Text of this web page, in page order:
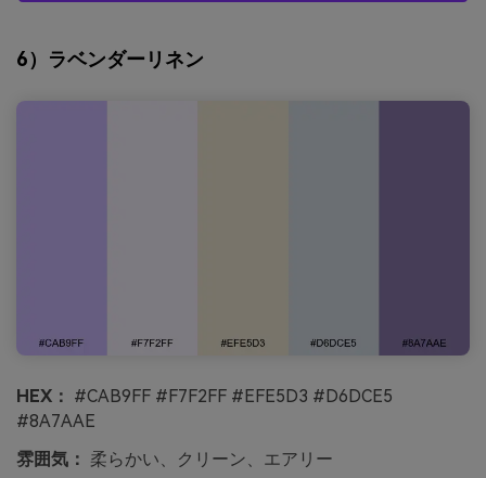
6）ラベンダーリネン
HEX： #CAB9FF #F7F2FF #EFE5D3 #D6DCE5
#8A7AAE
雰囲気： 柔らかい、クリーン、エアリー